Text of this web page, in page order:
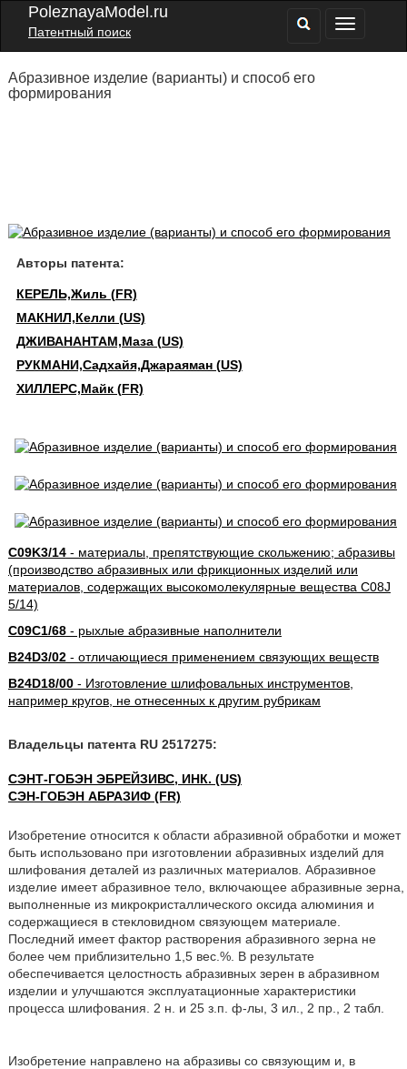
PoleznayaModel.ru
Патентный поиск
Абразивное изделие (варианты) и способ его
формирования
Авторы патента:
КЕРЕЛЬ,Жиль (FR)
МАКНИЛ,Келли (US)
ДЖИВАНАНТАМ,Маза (US)
РУКМАНИ,Садхайя,Джараяман (US)
ХИЛЛЕРС,Майк (FR)
C09K3/14- материалы, препятствующие скольжению; абразивы
(производство абразивных или фрикционных изделий или
материалов, содержащих высокомолекулярные вещества C08J
5/14)
C09C1/68- рыхлые абразивные наполнители
B24D3/02- отличающиеся применением связующих веществ
B24D18/00- Изготовление шлифовальных инструментов,
например кругов, не отнесенных к другим рубрикам
Владельцы патента RU 2517275:
СЭНТ-ГОБЭН ЭБРЕЙЗИВС, ИНК. (US)
СЭН-ГОБЭН АБРАЗИФ (FR)
Изобретение относится к области абразивной обработки и может
быть использовано при изготовлении абразивных изделий для
шлифования деталей из различных материалов. Абразивное
изделие имеет абразивное тело, включающее абразивные зерна,
выполненные из микрокристаллического оксида алюминия и
содержащиеся в стекловидном связующем материале.
Последний имеет фактор растворения абразивного зерна не
более чем приблизительно 1,5 вес.%. В результате
обеспечивается целостность абразивных зерен в абразивном
изделии и улучшаются эксплуатационные характеристики
процесса шлифования. 2 н. и 25 з.п. ф-лы, 3 ил., 2 пр., 2 табл.
Изобретение направлено на абразивы со связующим и, в